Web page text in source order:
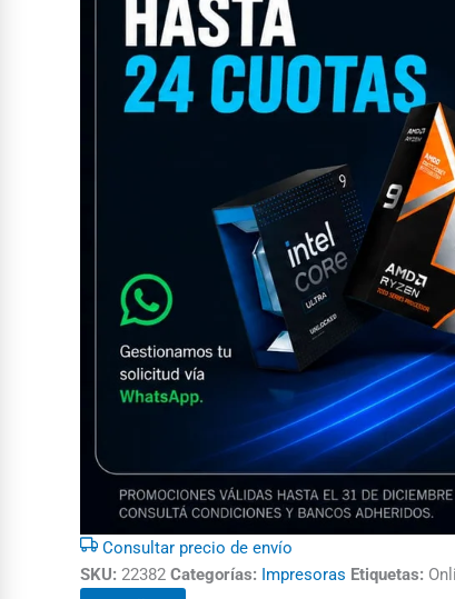
Consultar precio de envío
SKU: 22382 Categorías: Impresoras Etiquetas: